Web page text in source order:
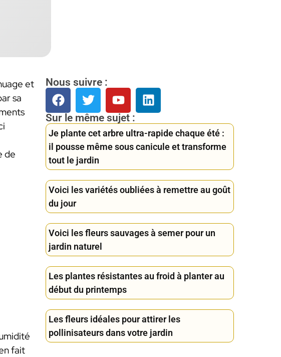
et
sa
de
fait
Nous suivre :
Sur le même sujet :
Je plante cet arbre ultra-rapide chaque été :
il pousse même sous canicule et transforme
tout le jardin
Voici les variétés oubliées à remettre au goût
du jour
Voici les fleurs sauvages à semer pour un
jardin naturel
Les plantes résistantes au froid à planter au
début du printemps
Les fleurs idéales pour attirer les
pollinisateurs dans votre jardin